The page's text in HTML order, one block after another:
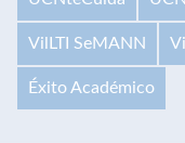
VilLTI SeMANN
Éxito Académico